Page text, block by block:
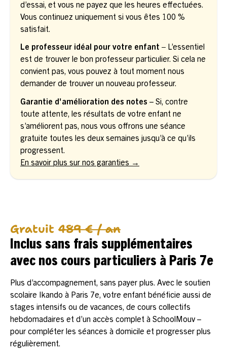
d’essai, et vous ne payez que les heures effectuées.
Vous continuez uniquement si vous êtes 100 %
satisfait.
Le professeur idéal pour votre enfant – L’essentiel
est de trouver le bon professeur particulier. Si cela ne
convient pas, vous pouvez à tout moment nous
demander de trouver un nouveau professeur.
Garantie d'amélioration des notes – Si, contre
toute attente, les résultats de votre enfant ne
s’améliorent pas, nous vous offrons une séance
gratuite toutes les deux semaines jusqu’à ce qu’ils
progressent.
En savoir plus sur nos garanties →
Gratuit 489 € / an
Inclus sans frais supplémentaires
avec nos cours particuliers à Paris 7e
Plus d’accompagnement, sans payer plus. Avec le soutien
scolaire Ikando à Paris 7e, votre enfant bénéficie aussi de
stages intensifs ou de vacances, de cours collectifs
hebdomadaires et d’un accès complet à SchoolMouv –
pour compléter les séances à domicile et progresser plus
régulièrement.